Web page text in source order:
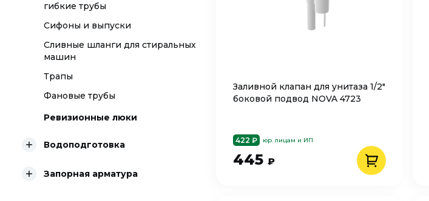
гибкие трубы
Сифоны и выпуски
Сливные шланги для стиральных
машин
Трапы
Фановые трубы
Ревизионные люки
Водоподготовка
Запорная арматура
Заливной клапан для унитаза 1/2"
боковой подвод NOVA 4723
422 ₽ юр. лицам и ИП
445 ₽